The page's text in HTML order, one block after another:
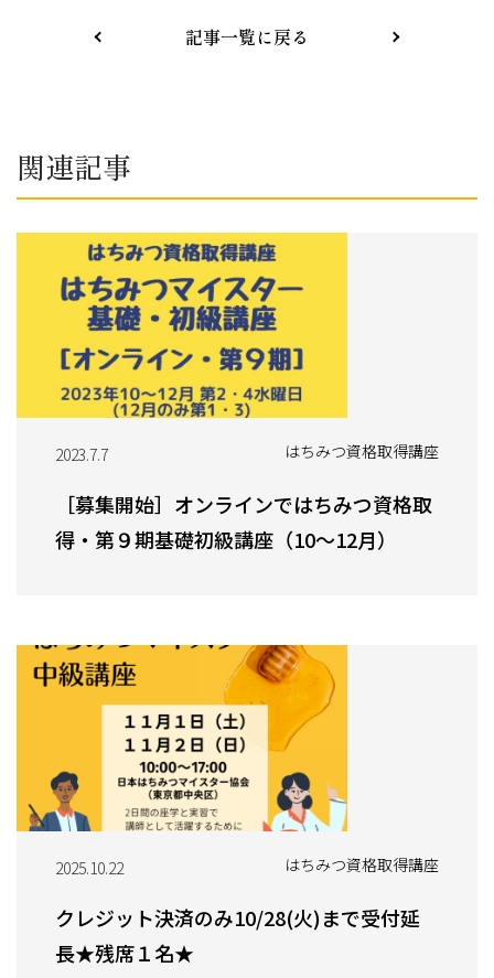
記事一覧に戻る
関連記事
2023.7.7 はちみつ資格取得講座
［募集開始］オンラインではちみつ資格取
得・第９期基礎初級講座（10～12月）
2025.10.22 はちみつ資格取得講座
クレジット決済のみ10/28(火)まで受付延
長★残席１名★